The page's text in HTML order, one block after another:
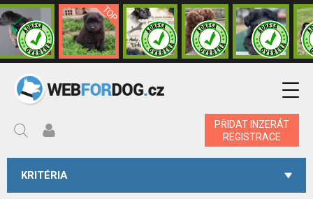
PŘIDAT INZERÁT
REGISTRACE
KRITÉRIA